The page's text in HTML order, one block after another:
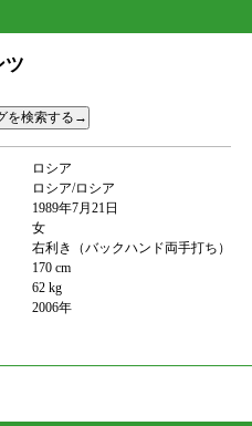
ツ
ロシア
ロシア/ロシア
1989年7月21日
女
右利き（バックハンド両手打ち）
170 cm
62 kg
2006年